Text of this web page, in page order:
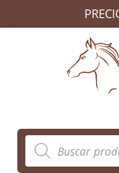
Búsqueda
de
productos